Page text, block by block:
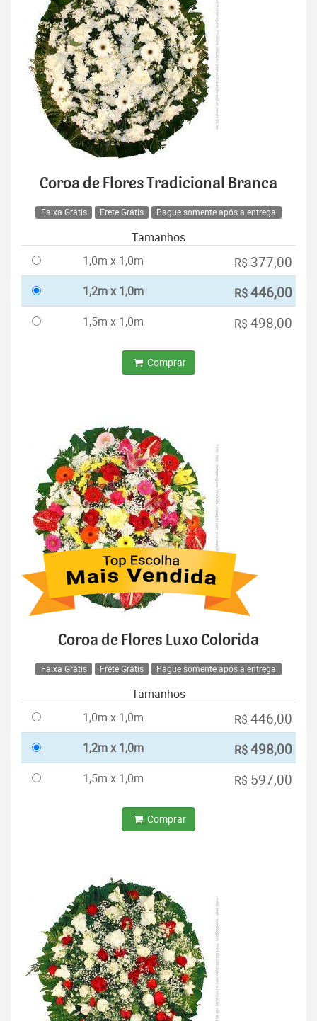
Coroa de Flores Tradicional Branca
Faixa Grátis Frete Grátis Pague somente após a entrega
Tamanhos
1,0m x 1,0m
R$ 377,00
1,2m x 1,0m R$446,00
1,5m x 1,0m R$ 498,00
Comprar
Coroa de Flores Luxo Colorida
Faixa Grátis Frete Grátis Pague somente após a entrega
Tamanhos
1,0m x 1,0m
R$ 446,00
1,2m x 1,0m R$498,00
1,5m x 1,0m R$ 597,00
Comprar